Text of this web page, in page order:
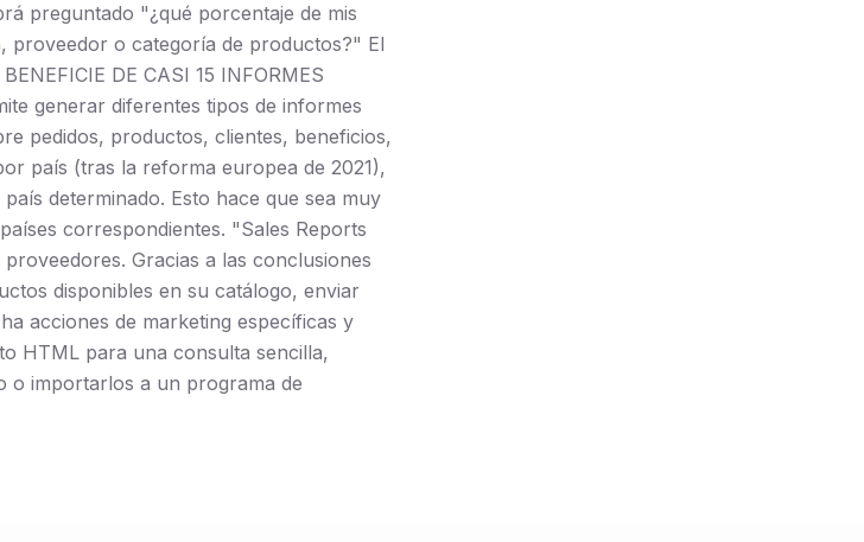
preguntado "¿qué porcentaje de mis
proveedor o categoría de productos?" El
DE CASI 15 INFORMES
generar diferentes tipos de informes
pedidos, productos, clientes, beneficios,
país (tras la reforma europea de 2021),
determinado. Esto hace que sea muy
correspondientes. "Sales Reports
Gracias a las conclusiones
disponibles en su catálogo, enviar
acciones de marketing específicas y
HTML para una consulta sencilla,
o importarlos a un programa de